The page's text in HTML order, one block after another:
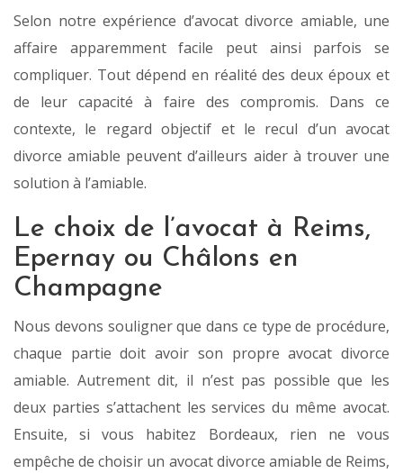
Selon notre expérience d’avocat divorce amiable, une
affaire apparemment facile peut ainsi parfois se
compliquer. Tout dépend en réalité des deux époux et
de leur capacité à faire des compromis. Dans ce
contexte, le regard objectif et le recul d’un avocat
divorce amiable peuvent d’ailleurs aider à trouver une
solution à l’amiable.
Le choix de l’avocat à Reims,
Epernay ou Châlons en
Champagne
Nous devons souligner que dans ce type de procédure,
chaque partie doit avoir son propre avocat divorce
amiable. Autrement dit, il n’est pas possible que les
deux parties s’attachent les services du même avocat.
Ensuite, si vous habitez Bordeaux, rien ne vous
empêche de choisir un avocat divorce amiable de Reims,